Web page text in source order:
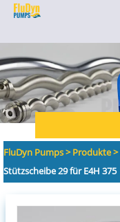
FluDyn Pumps>Produkte>
Stützscheibe 29 für E4H 375